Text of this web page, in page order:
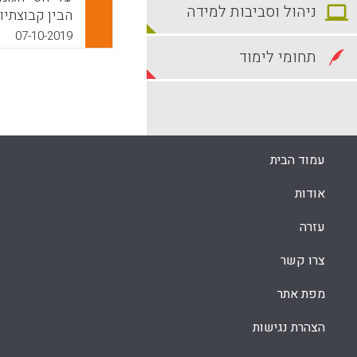
מבוגרים,
קדומות,
07-10-2019
ניהול וסביבות למידה
תחומי לימוד
עמוד הבית
אודות
עזרה
צרו קשר
מפת אתר
הצהרת נגישות